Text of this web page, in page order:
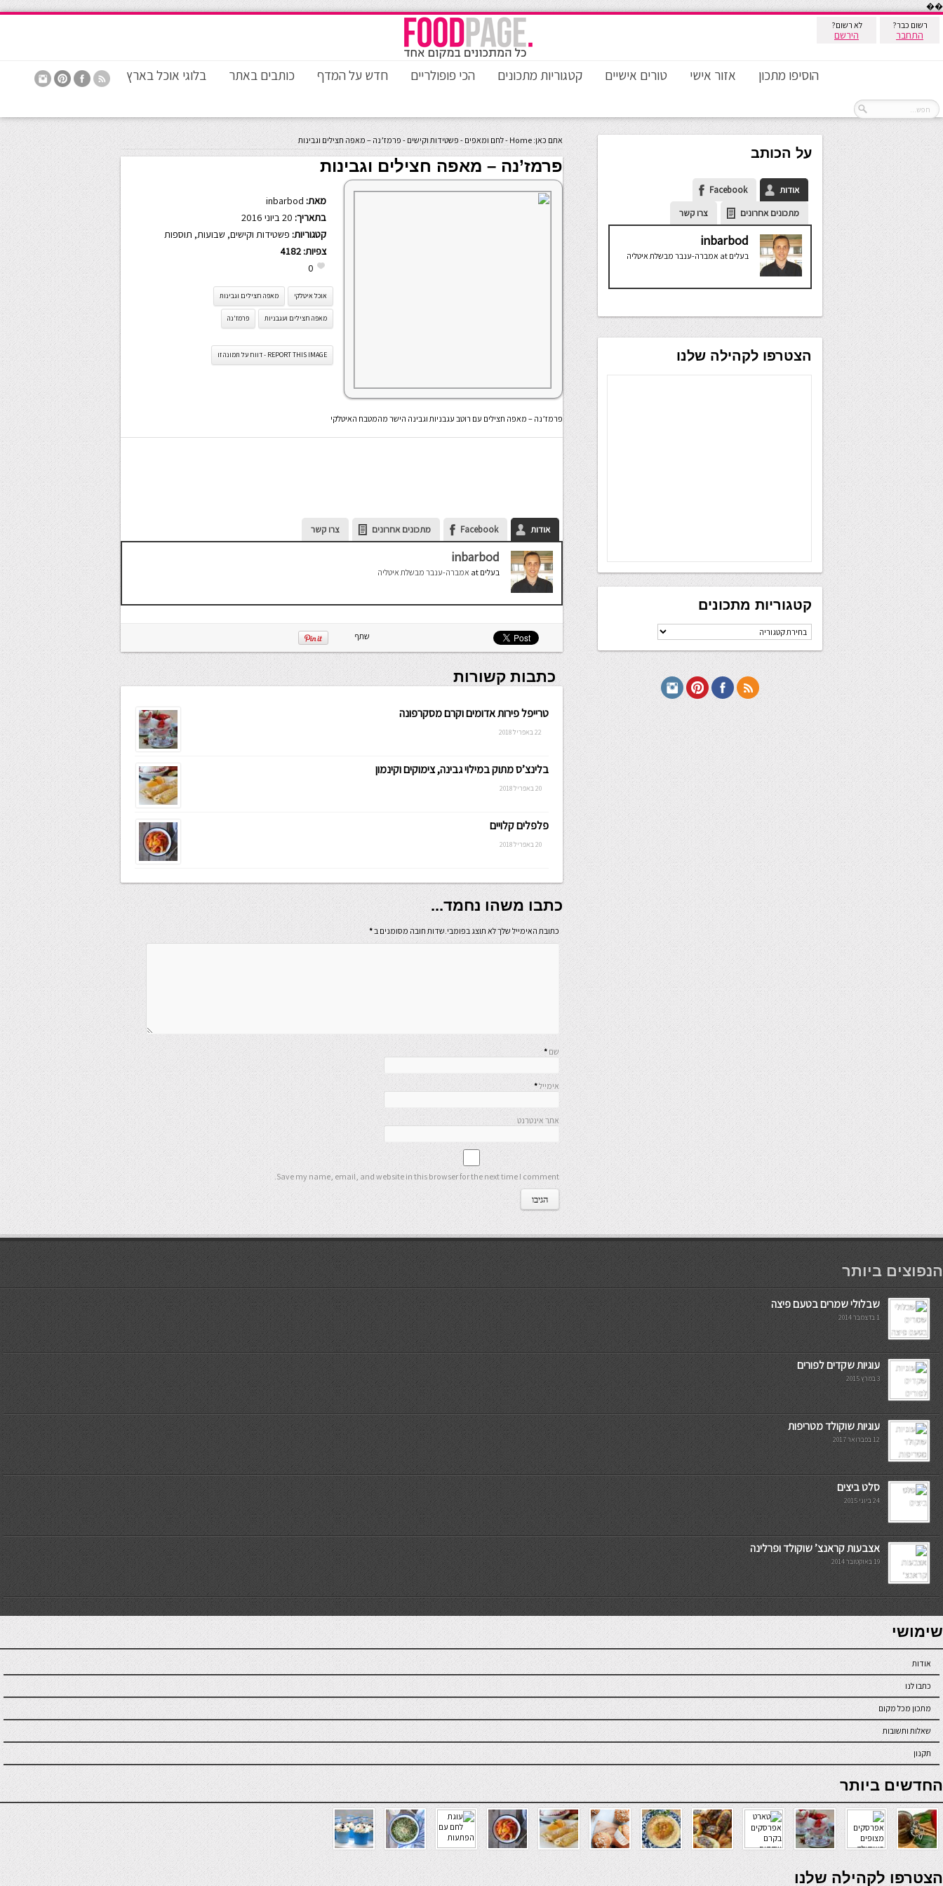
��
רשום כבר?
התחבר
לא רשום?
הירשם
הוסיפו מתכון אזור אישי טורים אישיים קטגוריות מתכונים הכי פופולריים חדש על המדף כותבים באתר בלוגי אוכל בארץ
אתם כאן: Home
-לחם ומאפים -פשטידות וקישים - פרמז’נה – מאפה חצילים וגבינות
פרמז’נה – מאפה חצילים וגבינות
מאת: inbarbod
בתאריך:
קטגוריות: פשטידות וקישים, שבועות, תוספות
צפיות: 4182
0
אוכל איטלקי מאפה חצילים וגבינות
מאפה חצילים ועגבניות פרמז'נה
REPORT THIS IMAGE - דווח על תמונה זו
פרמז’נה – מאפה חצילים עם רוטב עגבניות וגבינה הישר מהמטבח האיטלקי
אודות Facebook מתכונים אחרונים צרו קשר
inbarbod
בעלים אמברה-ענבר מבשלת איטליה
שתף
כתבות קשורות
טרייפל פירות אדומים וקרם מסקרפונה
22 באפריל 2018
בלינצ’ס מתוק במילוי גבינה, צימוקים וקינמון
20 באפריל 2018
פלפלים קלויים
20 באפריל 2018
כתבו משהו נחמד...
כתובת האימייל שלך לא תוצג בפומבי.שדות חובה מסומנים ב*
שם *
אימייל*
אתר אינטרנט
Save my name, email, and website in this browser for the next time I comment.
על הכותב
אודות
Facebook
מתכונים אחרונים
צרו קשר
inbarbod
בעלים אמברה-ענבר מבשלת איטליה
הצטרפו לקהילה שלנו
קטגוריות מתכונים
קטגוריות
מתכונים
мостбет кг
הנפוצים ביותר
שבלולי שמרים בטעם פיצה
1 בדצמבר 2014
עוגיות שקדים לפורים
3 במרץ 2015
עוגיות שוקולד מטריפות
12 בפברואר 2017
סלט ביצים
24 ביוני 2015
אצבעות קראנצ’ שוקולד ופרלינה
19 באוקטובר 2014
7slots
seriöse online casinos österreich
שימושי
אודות
כתבו לנו
מתכון מכל מקום
שאלות ותשובות
תקנון
online casino
החדשים ביותר
verde casino
הצטרפו לקהילה שלנו